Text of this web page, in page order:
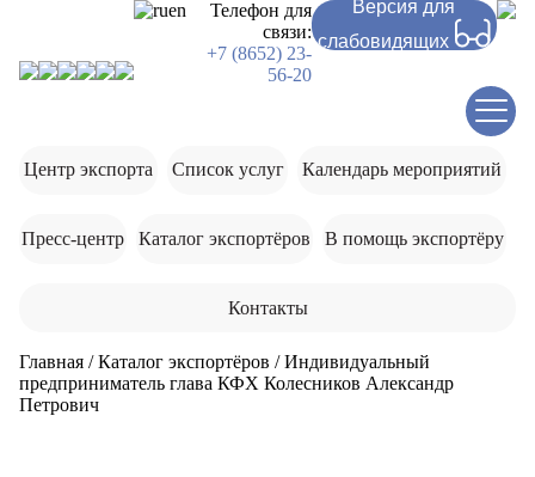
ruen
Телефон для
связи:
+7 (8652) 23-
56-20
Версия для
слабовидящих
Центр экспорта Список услуг Календарь мероприятий
Пресс-центр Каталог экспортёров В помощь экспортёру
Контакты
Главная /Каталог экспортёров /Индивидуальный
предприниматель глава КФХ Колесников Александр
Петрович